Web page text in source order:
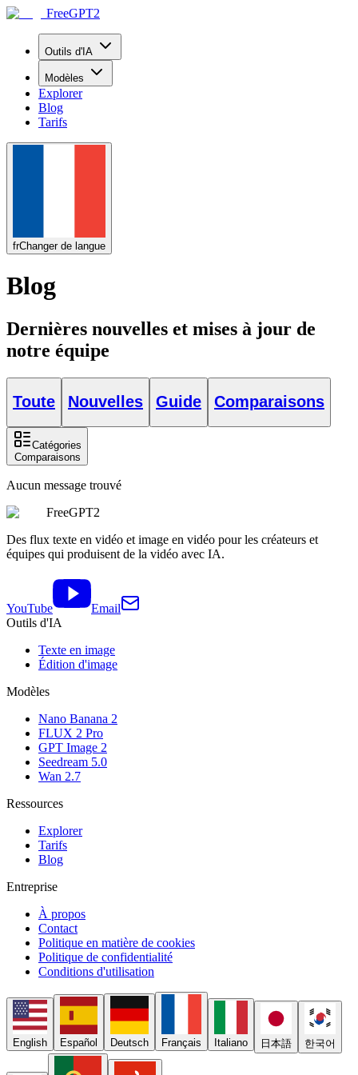
FreeGPT2
Outils d'IA
Modèles
Explorer
Blog
Tarifs
frChanger de langue
Blog
Dernières nouvelles et mises à jour de
notre équipe
Toute Nouvelles Guide Comparaisons
Catégories
Comparaisons
Aucun message trouvé
FreeGPT2
Des flux texte en vidéo et image en vidéo pour les créateurs et
équipes qui produisent de la vidéo avec IA.
YouTube
Email
Outils d'IA
Texte en image
Édition d'image
Modèles
Nano Banana 2
FLUX 2 Pro
GPT Image 2
Seedream 5.0
Wan 2.7
Ressources
Explorer
Tarifs
Blog
Entreprise
À propos
Contact
Politique en matière de cookies
Politique de confidentialité
Conditions d'utilisation
English Español Deutsch Français Italiano 日本語 한국어